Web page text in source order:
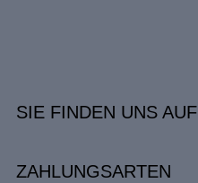
SIE FINDEN UNS AUF
ZAHLUNGSARTEN